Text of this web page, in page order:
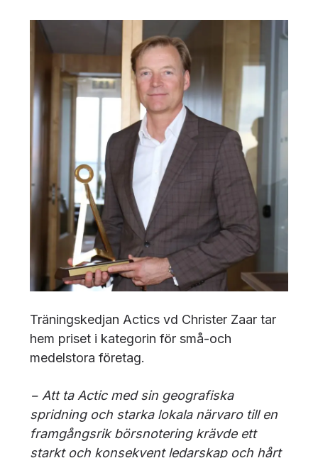
Träningskedjan Actics vd Christer Zaar tar
hem priset i kategorin för små-och
medelstora företag.
− Att ta Actic med sin geografiska
spridning och starka lokala närvaro till en
framgångsrik börsnotering krävde ett
starkt och konsekvent ledarskap och hårt